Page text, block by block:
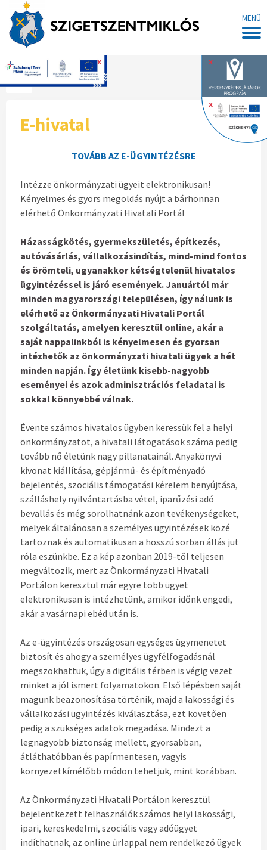
MENÜ
x
x
x
Főoldal
E-hivatal
TOVÁBB AZ E-ÜGYINTÉZÉSRE
Intézze önkormányzati ügyeit elektronikusan!
Kényelmes és gyors megoldás nyújt a bárhonnan
elérhető Önkormányzati Hivatali Portál
Házasságkötés, gyermekszületés, építkezés,
autóvásárlás, vállalkozásindítás, mind-mind fontos
és örömteli, ugyanakkor kétségtelenül hivatalos
ügyintézéssel is járó események. Januártól már
minden magyarországi településen, így nálunk is
elérhető az Önkormányzati Hivatali Portál
szolgáltatás, amelyen keresztül online, akár a
saját nappalinkból is kényelmesen és gyorsan
intézhetők az önkormányzati hivatali ügyek a hét
minden napján. Így életünk kisebb-nagyobb
eseményei és azok adminisztrációs feladatai is
sokkal könnyebbé válnak.
Évente számos hivatalos ügyben keressük fel a helyi
önkormányzatot, a hivatali látogatások száma pedig
tovább nő életünk nagy pillanatainál. Anyakönyvi
kivonat kiállítása, gépjármű- és építményadó
bejelentés, szociális támogatási kérelem benyújtása,
szálláshely nyilvántartásba vétel, iparűzési adó
bevallás és még sorolhatnánk azon tevékenységeket,
melyek általánosan a személyes ügyintézések közé
tartoznak és automatikusan a hosszú sorban állás jut
róla eszünkbe. Ez a kép azonban 2019-től teljesen
megváltozik, mert az Önkormányzati Hivatali
Portálon keresztül már egyre több ügyet
elektronikusan is intézhetünk, amikor időnk engedi,
akár a vasárnapi ebéd után is.
Az e-ügyintézés országosan egységes ügymenetet
biztosít és ahogy a személyes ügyfélfogadásnál
megszokhattuk, úgy a digitális térben is végig vezet
minket a jól ismert folyamatokon. Első lépésben saját
magunk beazonosítása történik, majd a lakossági és
vállalkozási ügyintézés kiválasztása, ezt követően
pedig a szükséges adatok megadása. Mindezt a
legnagyobb biztonság mellett, gyorsabban,
átláthatóbban és papírmentesen, vagyis
környezetkímélőbb módon tehetjük, mint korábban.
Az Önkormányzati Hivatali Portálon keresztül
bejelentkezett felhasználók számos helyi lakossági,
ipari, kereskedelmi, szociális vagy adóügyet
indíthatnak, az online űrlappal nem rendelkező ügyek